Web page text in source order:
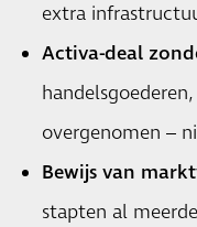
extra
Activa-deal
overgenomen –
Bewijs van
stapten al